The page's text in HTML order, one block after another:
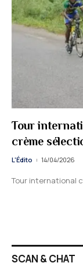
Tour
crème
L'Édito 14/04/2026
Tour international
SCAN & CHAT